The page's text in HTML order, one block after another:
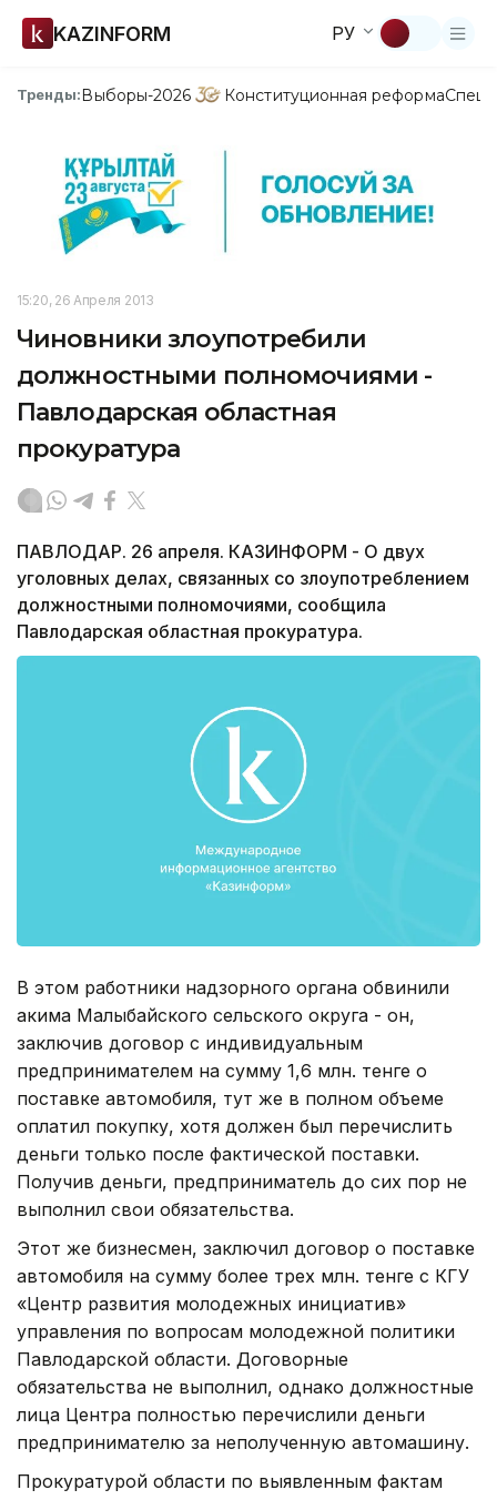
KAZINFORM РУ
Тренды:Выборы-2026 Конституционная реформа
15:20, 26 Апреля 2013
Чиновники злоупотребили
должностными полномочиями -
Павлодарская областная
прокуратура
ПАВЛОДАР. 26 апреля. КАЗИНФОРМ - О двух
уголовных делах, связанных со злоупотреблением
должностными полномочиями, сообщила
Павлодарская областная прокуратура.
В этом работники надзорного органа обвинили
акима Малыбайского сельского округа - он,
заключив договор с индивидуальным
предпринимателем на сумму 1,6 млн. тенге о
поставке автомобиля, тут же в полном объеме
оплатил покупку, хотя должен был перечислить
деньги только после фактической поставки.
Получив деньги, предприниматель до сих пор не
выполнил свои обязательства.
Этот же бизнесмен, заключил договор о поставке
автомобиля на сумму более трех млн. тенге с КГУ
«Центр развития молодежных инициатив»
управления по вопросам молодежной политики
Павлодарской области. Договорные
обязательства не выполнил, однако должностные
лица Центра полностью перечислили деньги
предпринимателю за неполученную автомашину.
Прокуратурой области по выявленным фактам